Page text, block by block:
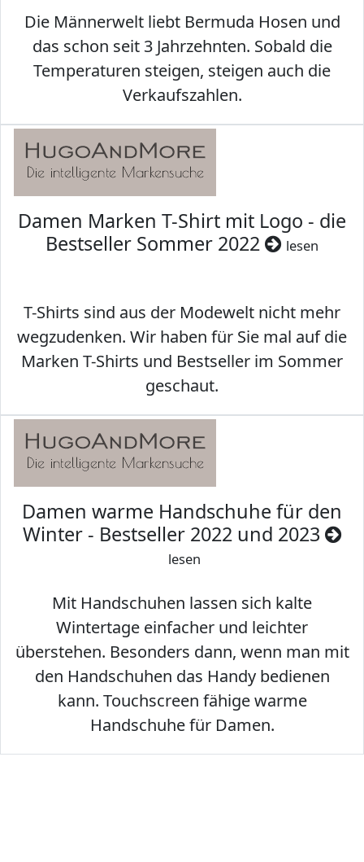
Die Männerwelt liebt Bermuda Hosen und
das schon seit 3 Jahrzehnten. Sobald die
Temperaturen steigen, steigen auch die
Verkaufszahlen.
Damen Marken T-Shirt mit Logo - die
Bestseller Sommer 2022
lesen
T-Shirts sind aus der Modewelt nicht mehr
wegzudenken. Wir haben für Sie mal auf die
Marken T-Shirts und Bestseller im Sommer
geschaut.
Damen warme Handschuhe für den
Winter - Bestseller 2022 und 2023
lesen
Mit Handschuhen lassen sich kalte
Wintertage einfacher und leichter
überstehen. Besonders dann, wenn man mit
den Handschuhen das Handy bedienen
kann. Touchscreen fähige warme
Handschuhe für Damen.